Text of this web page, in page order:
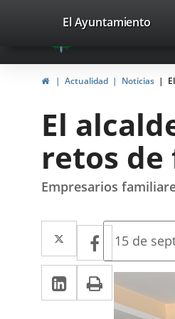
Portal
Web
del
Valladolid
valladolid.es
El Ayuntamiento
HomeActualidad Noticias
El
retos
Empresarios
Twitter
Enlace
a
una
aplicación
Facebook
Enlace
a
una
Linkedin
Enlace
a
Print
Fecha
la
15 de